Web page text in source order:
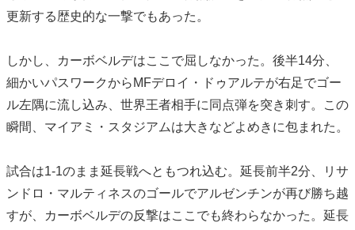
更新する歴史的な一撃でもあった。
しかし、カーボベルデはここで屈しなかった。後半14分、
細かいパスワークからMFデロイ・ドゥアルテが右足でゴー
ル左隅に流し込み、世界王者相手に同点弾を突き刺す。この
瞬間、マイアミ・スタジアムは大きなどよめきに包まれた。
試合は1-1のまま延長戦へともつれ込む。延長前半2分、リサ
ンドロ・マルティネスのゴールでアルゼンチンが再び勝ち越
すが、カーボベルデの反撃はここでも終わらなかった。延長